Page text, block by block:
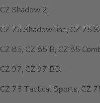
CZ Shadow 2,
CZ 75 Shadow line, CZ 75
CZ 85, CZ 85 B, CZ 85
CZ 97, CZ 97 BD,
CZ 75 Tactical Sports, CZ